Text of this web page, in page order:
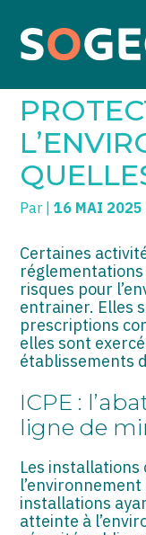
Aller
SOGECC –
SOGECC – Noisy
SOGECC –
SOGECC – Turbigo
TPE/PME
COMMERÇANTS
GROUPE
SCI / LMNP
PROFESSIONS
HOLDING
PARTICULIERS
EXPATRIÉ NON
IMPATRIÉ /
ASSOCIATIONS
SECTEUR
Créer et
Gérer votre
Piloter votre
Développer votre
Construire votre
Être prêt pour la
électronique
Par |16 MAI 2025
Certaines
risques pour
entrainer. Elles
prescriptions
elles sont
établissements
ICPE :
ligne de
Les
installations
atteinte à